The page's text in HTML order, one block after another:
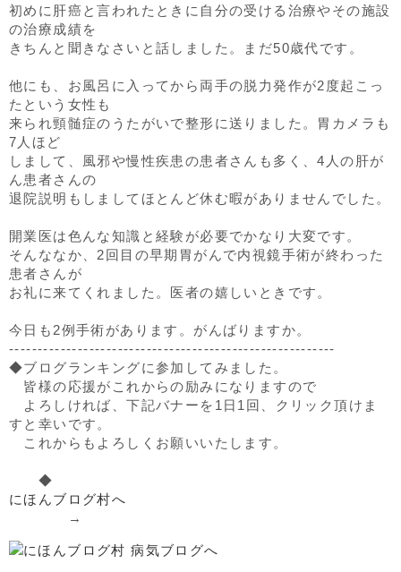
初めに肝癌と言われたときに自分の受ける治療やその施設
の治療成績を
きちんと聞きなさいと話しました。まだ50歳代です。
他にも、お風呂に入ってから両手の脱力発作が2度起こっ
たという女性も
来られ頸髄症のうたがいで整形に送りました。胃カメラも
7人ほど
しまして、風邪や慢性疾患の患者さんも多く、4人の肝が
ん患者さんの
退院説明もしましてほとんど休む暇がありませんでした。
開業医は色んな知識と経験が必要でかなり大変です。
そんななか、2回目の早期胃がんで内視鏡手術が終わった
患者さんが
お礼に来てくれました。医者の嬉しいときです。
今日も2例手術があります。がんばりますか。
---------------------------------------------------------
◆ブログランキングに参加してみました。
皆様の応援がこれからの励みになりますので
よろしければ、下記バナーを1日1回、クリック頂けま
すと幸いです。
これからもよろしくお願いいたします。
◆
にほんブログ村へ
→